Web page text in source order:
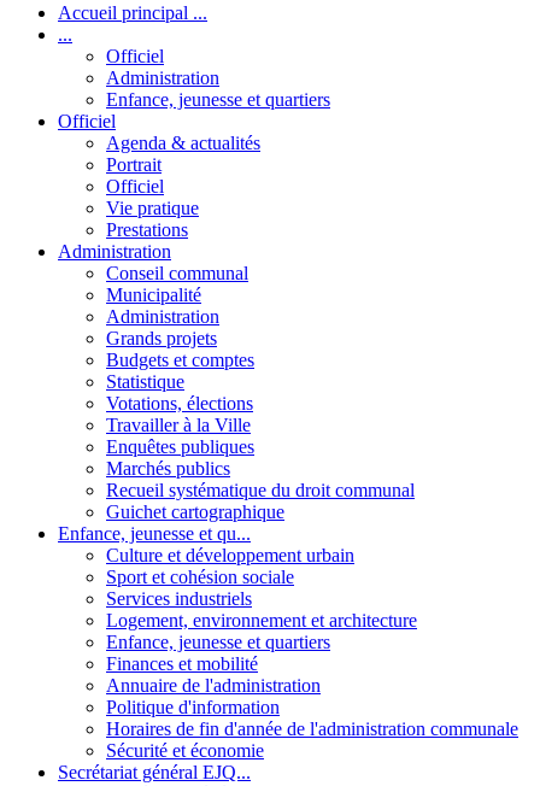
Accueil principal ...
...
Officiel
Administration
Enfance, jeunesse et quartiers
Officiel
Agenda & actualités
Portrait
Officiel
Vie pratique
Prestations
Administration
Conseil communal
Municipalité
Administration
Grands projets
Budgets et comptes
Statistique
Votations, élections
Travailler à la Ville
Enquêtes publiques
Marchés publics
Recueil systématique du droit communal
Guichet cartographique
Enfance, jeunesse et qu...
Culture et développement urbain
Sport et cohésion sociale
Services industriels
Logement, environnement et architecture
Enfance, jeunesse et quartiers
Finances et mobilité
Annuaire de l'administration
Politique d'information
Horaires de fin d'année de l'administration communale
Sécurité et économie
Secrétariat général EJQ...